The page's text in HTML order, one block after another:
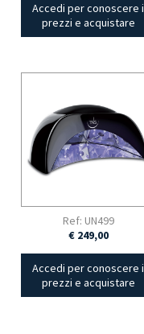
Accedi per conoscere i
prezzi e acquistare
Ref: UN499
€ 249,00
Accedi per conoscere i
prezzi e acquistare